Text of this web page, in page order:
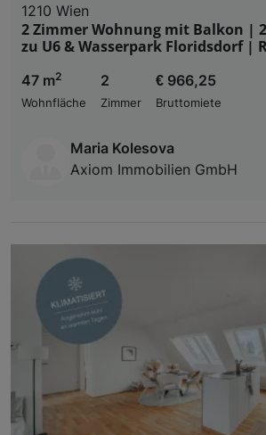
1210 Wien
2 Zimmer Wohnung mit Balkon |
zu U6 & Wasserpark Floridsdorf |
47 m2
Wohnfläche
2
Zimmer
€ 966,25
Bruttomiete
Maria Kolesova
Axiom Immobilien GmbH